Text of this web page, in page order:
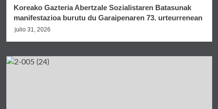
Koreako Gazteria Abertzale Sozialistaren Batasunak
manifestazioa burutu du Garaipenaren 73. urteurrenean
julio 31, 2026